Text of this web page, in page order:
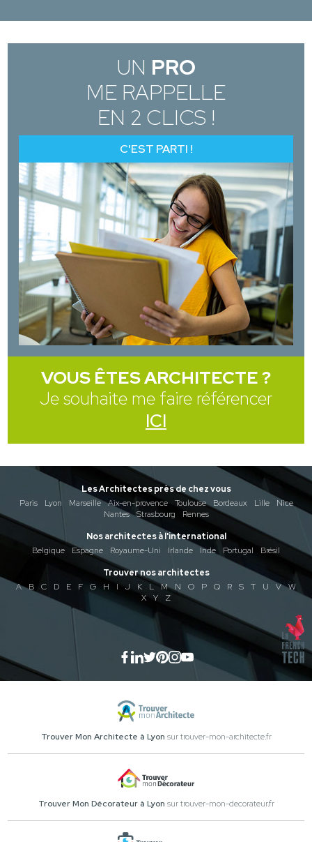
UN PRO
ME RAPPELLE
EN 2 CLICS !
C'EST PARTI !
VOUS ÊTES ARCHITECTE ?
Je souhaite me faire référencer
ICI
Les Architectes près de chez vous
Paris
Lyon Marseille Aix-en-provence Toulouse Bordeaux Lille
Nice
Nantes
Strasbourg
Rennes
Nos architectes à l'international
Belgique
Espagne Royaume-Uni Irlande Inde Portugal
Brésil
Trouver nos architectes
A
B C D E F G H I J K L M N O P Q R S T U V
W
X
Y Z
Trouver Mon Architecte à Lyon sur trouver-mon-architecte.fr
Trouver Mon Décorateur à Lyon sur trouver-mon-decorateur.fr